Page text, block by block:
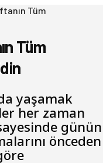
Tüm
Tüm
yaşamak
her zaman
günün
önceden